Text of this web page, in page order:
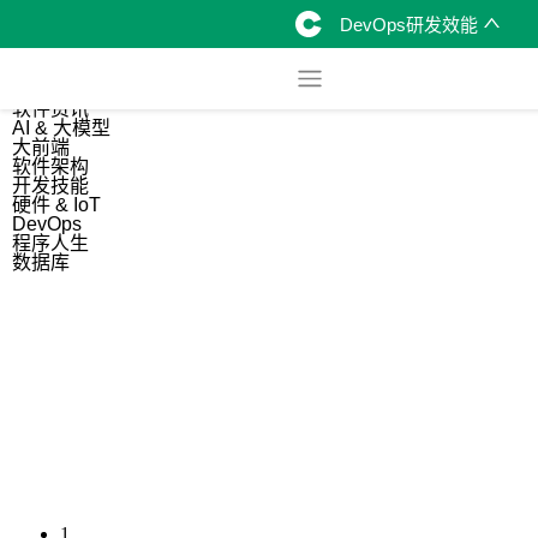
DevOps研发效能
软件资讯
AI & 大模型
大前端
软件架构
开发技能
硬件 & IoT
DevOps
程序人生
数据库
1